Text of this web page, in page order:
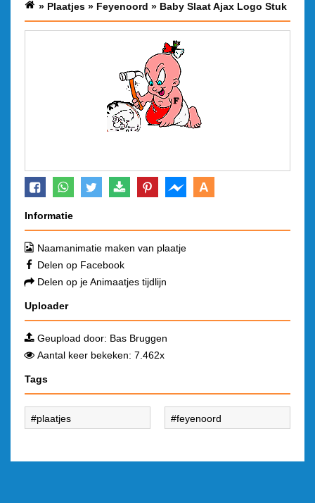
» Plaatjes » Feyenoord » Baby Slaat Ajax Logo Stuk
A
Informatie
Naamanimatie maken van plaatje
Delen op Facebook
Delen op je Animaatjes tijdlijn
Uploader
Geupload door: Bas Bruggen
Aantal keer bekeken: 7.462x
Tags
plaatjes feyenoord